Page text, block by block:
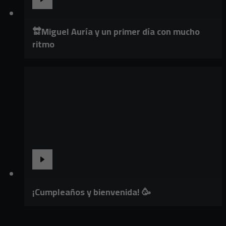
🔛Miguel Auría y un primer día con mucho
ritmo
¡Cumpleaños y bienvenida! 🥳